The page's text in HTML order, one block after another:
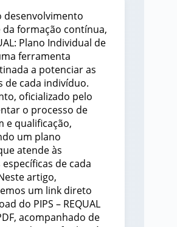
desenvolvimento
formação contínua,
Plano Individual de
ferramenta
a potenciar as
de cada indivíduo.
oficializado pelo
o processo de
e qualificação,
um plano
atende às
de cada
artigo,
um link direto
do PIPS – REQUAL
acompanhado de